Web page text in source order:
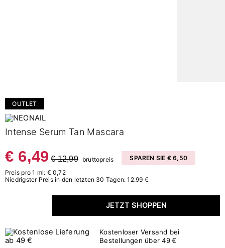
OUTLET
Intense Serum Tan Mascara
€ 6,49 € 12,99 bruttopreis
SPAREN SIE € 6,50
Preis pro 1 ml: € 0,72
Niedrigster Preis in den letzten 30 Tagen: 12.99 €
JETZT SHOPPEN
Kostenloser Versand bei
Bestellungen über 49 €